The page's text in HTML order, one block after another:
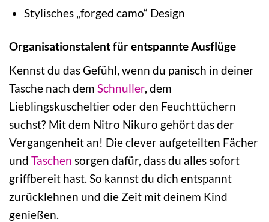
Stylisches „forged camo“ Design
Organisationstalent für entspannte Ausflüge
Kennst du das Gefühl, wenn du panisch in deiner
Tasche nach dem Schnuller, dem
Lieblingskuscheltier oder den Feuchttüchern
suchst? Mit dem Nitro Nikuro gehört das der
Vergangenheit an! Die clever aufgeteilten Fächer
und Taschen sorgen dafür, dass du alles sofort
griffbereit hast. So kannst du dich entspannt
zurücklehnen und die Zeit mit deinem Kind
genießen.